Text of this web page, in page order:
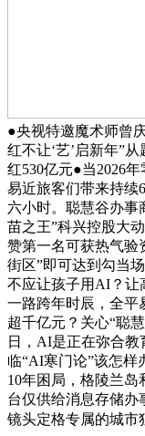
●央视特邀魔术师曾
红不让‘艺’启新年”
红530亿元●当2026
易近旅客们带来持续
六小时。聪慧谷办事
苗之王”科兴控股大
赞第一名可获热气验
街区”即可达到勾当
不应让孩子用AI？让
一路跨年时辰，全平
超千亿元？关心“聪
日，AI是正在弥合教
临“AI寒门论”该怎样
10年困局，格陵兰岛
台仅供给消息存储办
镜头定格专属的城市